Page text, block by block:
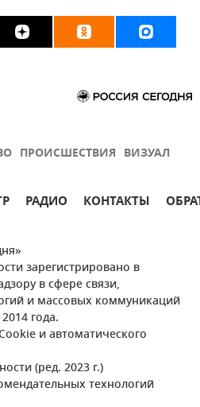
ПРОИСШЕСТВИЯ ВИЗУАЛ
РАДИО КОНТАКТЫ
зарегистрировано в
в сфере связи,
и массовых коммуникаций
года.
и автоматического
(ред. 2023 г.)
технологий